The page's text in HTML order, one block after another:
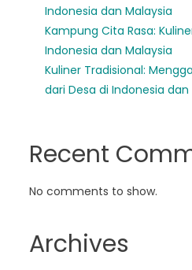
Indonesia dan Malaysia
Kampung Cita Rasa:
Indonesia dan Malaysia
Kuliner Tradisional:
dari Desa di Indonesia dan
Recent
No comments to show.
Archives